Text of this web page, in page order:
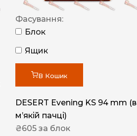
Фасування:
Блок
Ящик
В Кошик
DESERT Evening KS 94 mm (в
мʼякій пачці)
₴605 за блок